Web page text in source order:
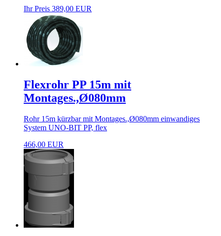
Ihr Preis 389,00 EUR
Flexrohr PP 15m mit
Montages.,Ø080mm
Rohr 15m kürzbar mit Montages.,Ø080mm einwandiges
System UNO-BIT PP, flex
466,00 EUR